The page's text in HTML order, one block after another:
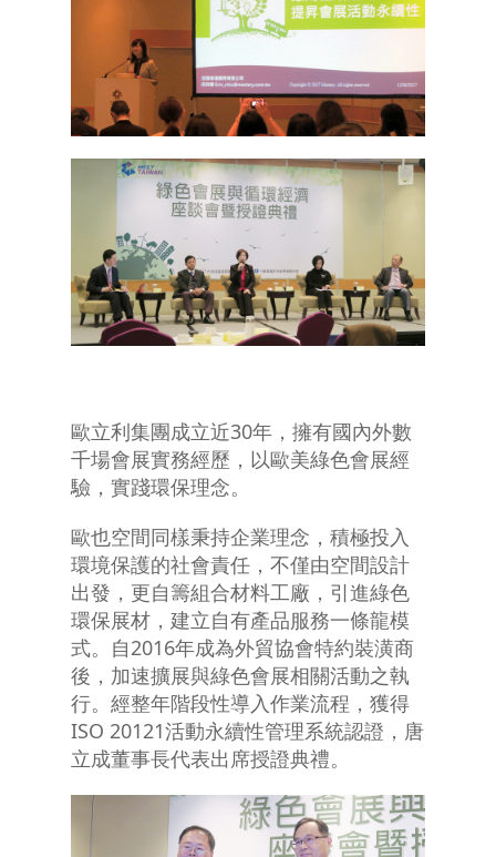
歐立利集團成立近30年，擁有國內外數
千場會展實務經歷，以歐美綠色會展經
驗，實踐環保理念。
歐也空間同樣秉持企業理念，積極投入
環境保護的社會責任，不僅由空間設計
出發，更自籌組合材料工廠，引進綠色
環保展材，建立自有產品服務一條龍模
式。自2016年成為外貿協會特約裝潢商
後，加速擴展與綠色會展相關活動之執
行。經整年階段性導入作業流程，獲得
ISO 20121活動永續性管理系統認證，唐
立成董事長代表出席授證典禮。